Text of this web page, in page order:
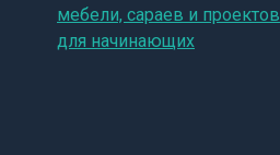
мебели, сараев и проектов
для начинающих